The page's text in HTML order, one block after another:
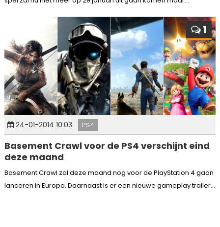
1
24-01-2014 10:03 PS4
Basement Crawl voor de PS4 verschijnt eind
deze maand
Basement Crawl zal deze maand nog voor de PlayStation 4 gaan
lanceren in Europa. Daarnaast is er een nieuwe gameplay trailer...